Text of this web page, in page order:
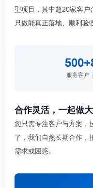
型项目，其中超20家客户
只做能真正落地、顺利验
500+
服务客户
合作灵活，一起做大
您只需专注客户与方案，
了，我们自然长期合作，
需求或困惑。